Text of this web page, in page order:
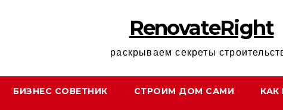
RenovateRight
раскрываем секреты
БИЗНЕС СОВЕТНИК СТРОИМ ДОМ САМИ КАК